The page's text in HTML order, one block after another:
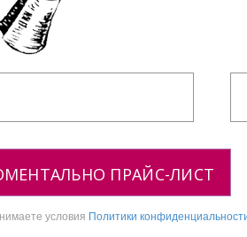
ПРАЙС-ЛИСТ
условия Политики